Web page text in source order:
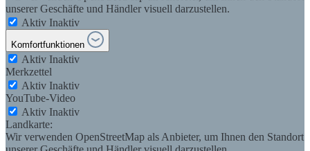
unserer Geschäfte und Händler visuell darzustellen.
Aktiv Inaktiv
Komfortfunktionen
Aktiv Inaktiv
Merkzettel
Aktiv Inaktiv
YouTube-Video
Aktiv Inaktiv
Landkarte:
Wir verwenden OpenStreetMap als Anbieter, um Ihnen den Standort